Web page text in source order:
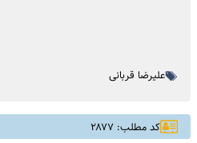
علیرضا قربانی
کد مطلب: ۲۸۷۷